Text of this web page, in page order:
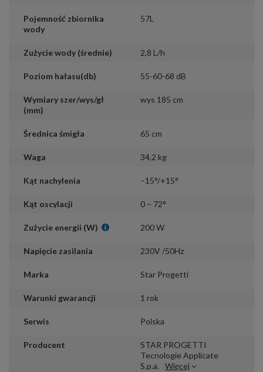
Pojemność zbiornika
wody
57L
Zużycie wody (średnie) 2,8 L/h
Poziom hałasu(db) 55-60-68 dB
Wymiary szer/wys/gł
(mm)
wys 185 cm
Średnica śmigła 65 cm
Waga 34,2 kg
Kąt nachylenia –15°/+15°
Kąt oscylacji 0 – 72°
Zużycie energii (W) 200 W
Napięcie zasilania 230V /50Hz
Marka Star Progetti
Warunki gwarancji 1 rok
Serwis Polska
Producent
STAR PROGETTI
Tecnologie Applicate
S.p.a.
Więcej